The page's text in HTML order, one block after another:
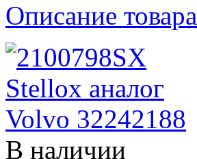
Описание товара
В наличии